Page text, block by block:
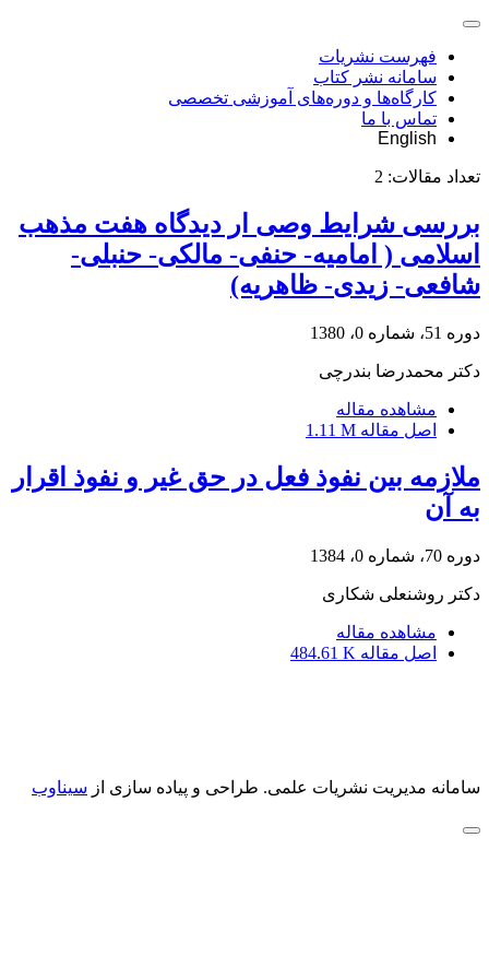
فهرست نشریات
سامانه نشر کتاب
کارگاه‌ها و دوره‌های آموزشی تخصصی
تماس با ما
English
تعداد مقالات: 2
بررسی شرایط وصی ار دیدگاه هفت مذهب
اسلامی ( امامیه- حنفی- مالکی- حنبلی-
شافعی- زیدی- ظاهریه)
دوره 51، شماره 0، 1380
دکتر محمدرضا بندرچی
مشاهده مقاله
اصل مقاله 1.11 M
ملازمه بین نفوذ فعل در حق غیر و نفوذ اقرار
به آن
دوره 70، شماره 0، 1384
دکتر روشنعلی شکاری
مشاهده مقاله
اصل مقاله 484.61 K
سامانه مدیریت نشریات علمی. طراحی و پیاده سازی از سیناوب